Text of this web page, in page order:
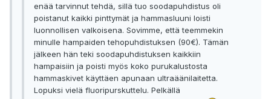
enää tarvinnut tehdä, sillä tuo soodapuhdistus oli
poistanut kaikki pinttymät ja hammasluuni loisti
luonnollisen valkoisena. Sovimme, että teemmekin
minulle hampaiden tehopuhdistuksen (90€). Tämän
jälkeen hän teki soodapuhdistuksen kaikkiin
hampaisiin ja poisti myös koko purukalustosta
hammaskivet käyttäen apunaan ultraäänilaitetta.
Lopuksi vielä fluoripurskuttelu. Pelkällä